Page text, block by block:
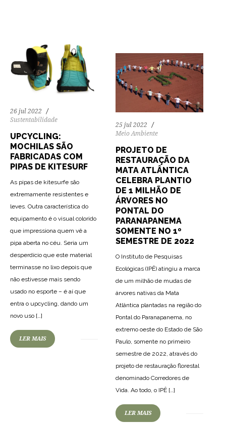
26 jul 2022
Sustentabilidade
UPCYCLING:
MOCHILAS SÃO
FABRICADAS COM
PIPAS DE KITESURF
As pipas de kitesurfe são
extremamente resistentes e
leves. Outra característica do
equipamento é o visual colorido
que impressiona quem vê a
pipa aberta no céu. Seria um
desperdício que este material
terminasse no lixo depois que
não estivesse mais sendo
usado no esporte – é aí que
entra o upcycling, dando um
novo uso […]
LER MAIS
25 jul 2022
Meio Ambiente
PROJETO DE
RESTAURAÇÃO DA
MATA ATLÂNTICA
CELEBRA PLANTIO
DE 1 MILHÃO DE
ÁRVORES NO
PONTAL DO
PARANAPANEMA
SOMENTE NO 1º
SEMESTRE DE 2022
O Instituto de Pesquisas
Ecológicas (IPÊ) atingiu a marca
de um milhão de mudas de
árvores nativas da Mata
Atlântica plantadas na região do
Pontal do Paranapanema, no
extremo oeste do Estado de São
Paulo, somente no primeiro
semestre de 2022, através do
projeto de restauração florestal
denominado Corredores de
Vida. Ao todo, o IPÊ […]
LER MAIS